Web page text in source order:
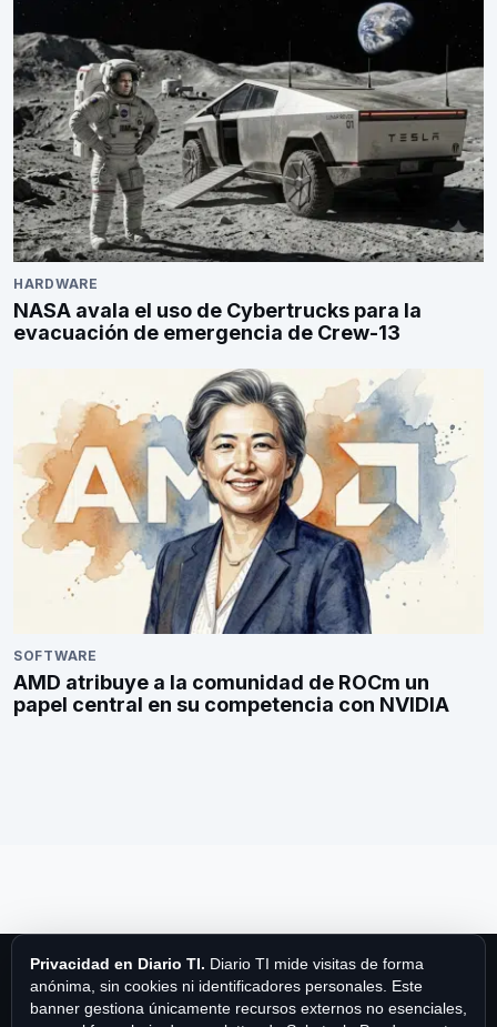
HARDWARE
NASA avala el uso de Cybertrucks para la
evacuación de emergencia de Crew-13
SOFTWARE
AMD atribuye a la comunidad de ROCm un
papel central en su competencia con NVIDIA
Privacidad en Diario TI. Diario TI mide visitas de forma
anónima, sin cookies ni identificadores personales. Este
banner gestiona únicamente recursos externos no esenciales,